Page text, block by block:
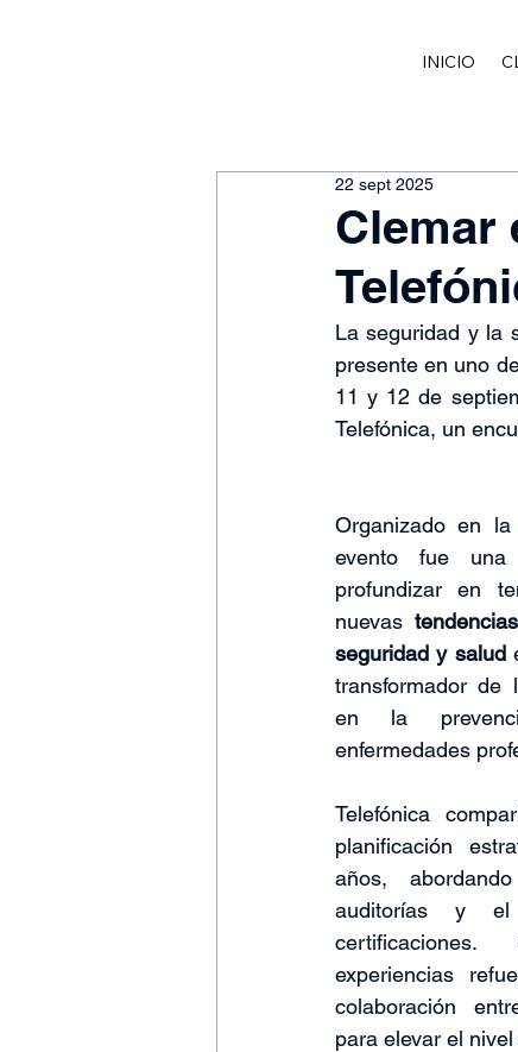
INICIO
Clemar
22 sept 2025
La seguridad y la
presente en uno
11 y 12 de
Telefónica, un
Organizado en
evento fue una
profundizar en
nuevas
seguridad y salud
transformador de
en la
enfermedades
Telefónica
planificación
años,
auditorías y el
experiencias
colaboración
para elevar el